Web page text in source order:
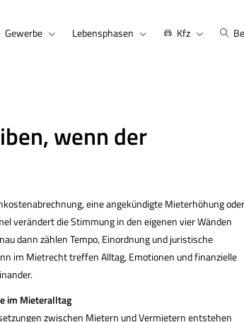
Gewerbe Lebensphasen Kfz
wenn der
eine angekündigte Mieterhöhung oder
verändert die Stimmung in den eigenen vier Wänden
dann zählen Tempo, Einordnung und juristische
im Mietrecht treffen Alltag, Emotionen und finanzielle
im Mieteralltag
zwischen Mietern und Vermietern entstehen